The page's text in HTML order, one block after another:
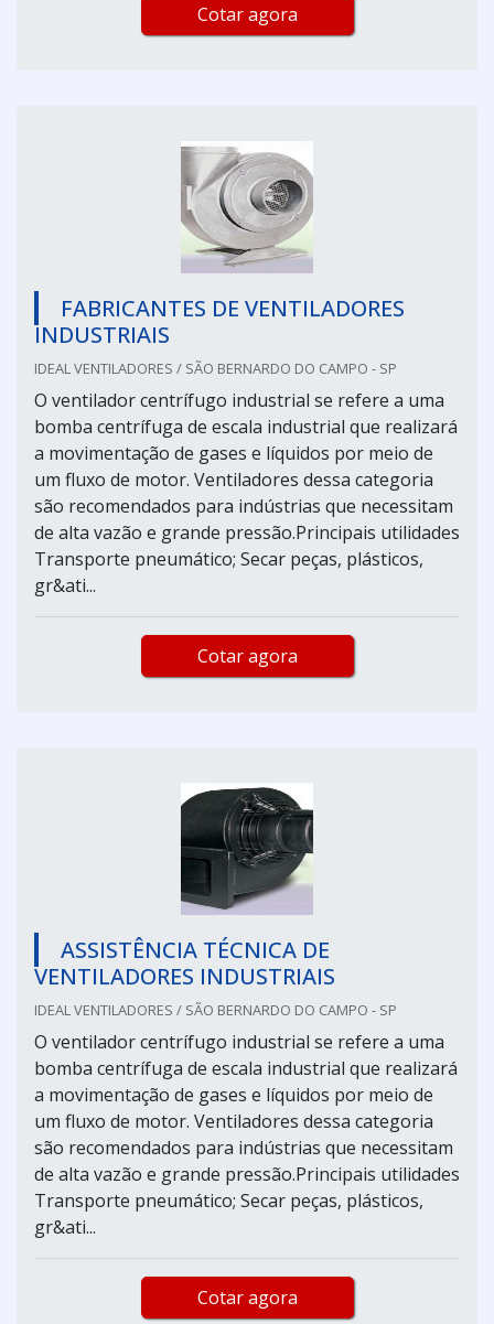
Cotar agora
FABRICANTES DE VENTILADORES
INDUSTRIAIS
IDEAL VENTILADORES / SÃO BERNARDO DO CAMPO - SP
O ventilador centrífugo industrial se refere a uma
bomba centrífuga de escala industrial que realizará
a movimentação de gases e líquidos por meio de
um fluxo de motor. Ventiladores dessa categoria
são recomendados para indústrias que necessitam
de alta vazão e grande pressão.Principais utilidades
Transporte pneumático; Secar peças, plásticos,
gr&ati...
Cotar agora
ASSISTÊNCIA TÉCNICA DE
VENTILADORES INDUSTRIAIS
IDEAL VENTILADORES / SÃO BERNARDO DO CAMPO - SP
O ventilador centrífugo industrial se refere a uma
bomba centrífuga de escala industrial que realizará
a movimentação de gases e líquidos por meio de
um fluxo de motor. Ventiladores dessa categoria
são recomendados para indústrias que necessitam
de alta vazão e grande pressão.Principais utilidades
Transporte pneumático; Secar peças, plásticos,
gr&ati...
Cotar agora